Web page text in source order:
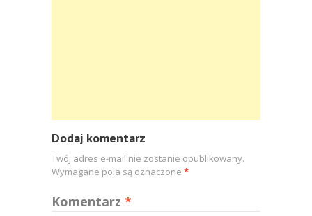
Dodaj komentarz
Twój adres e-mail nie zostanie opublikowany.
Wymagane pola są oznaczone *
Komentarz *